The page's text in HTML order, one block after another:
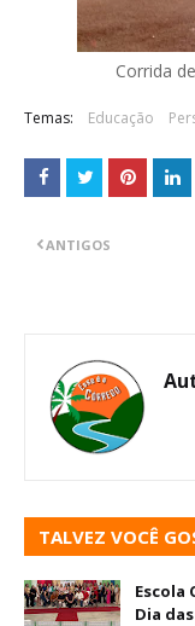
Corrida
Temas: Educação
ANTIGOS
TALVEZ VOCÊ
Escola
Dia